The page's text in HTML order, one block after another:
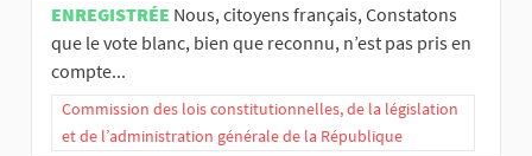
ENREGISTRÉE Nous, citoyens français, Constatons
que le vote blanc, bien que reconnu, n’est pas pris en
compte...
Commission des lois constitutionnelles, de la législation
et de l’administration générale de la République